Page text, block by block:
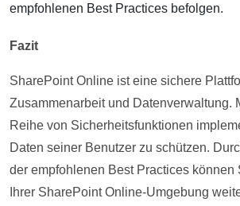
empfohlenen Best Practices befolgen.
Fazit
SharePoint Online ist eine sichere
Zusammenarbeit und Datenverwaltung.
Reihe von Sicherheitsfunktionen
Daten seiner Benutzer zu schützen.
der empfohlenen Best Practices können
Ihrer SharePoint Online-Umgebung